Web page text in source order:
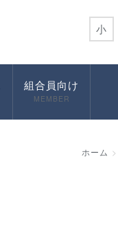
小
組合員向け
MEMBER
ホーム